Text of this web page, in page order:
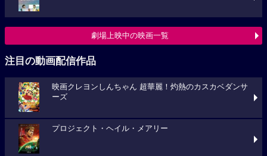
劇場上映中の映画一覧
注目の動画配信作品
映画クレヨンしんちゃん 超華麗！灼熱のカスカベダンサ
ーズ
プロジェクト・ヘイル・メアリー